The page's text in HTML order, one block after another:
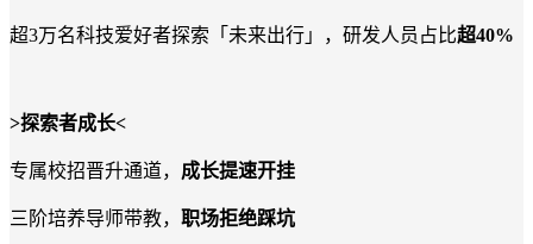
超3万名科技爱好者探索「未来出行」，研发人员占比超40%
>探索者成长<
专属校招晋升通道， 成长提速开挂
三阶培养导师带教， 职场拒绝踩坑